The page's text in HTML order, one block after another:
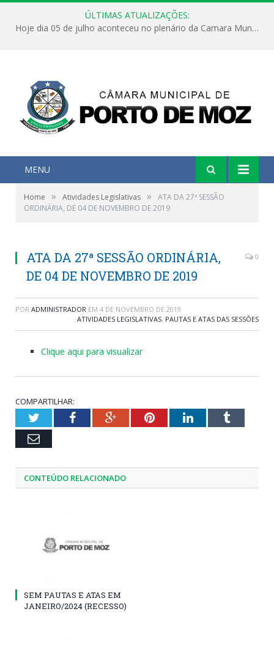
ÚLTIMAS ATUALIZAÇÕES:
Hoje dia 05 de julho aconteceu no plenário da Camara Municipal de Porto de Moz a Sessão Solene de Abertura dos Trabalhos Legislativos 2º Período da 23ª Legislatura
MENU
Home » Atividades Legislativas »
ATA DA 27ª SESSÃO
ORDINÁRIA, DE 04 DE NOVEMBRO DE 2019
ATA DA 27ª SESSÃO ORDINÁRIA,
DE 04 DE NOVEMBRO DE 2019
0
POR ADMINISTRADOR EM 4 DE NOVEMBRO DE 2019
ATIVIDADES LEGISLATIVAS, PAUTAS E ATAS DAS SESSÕES
Clique aqui para visualizar
COMPARTILHAR:
TwitterFacebookGoogle+PinterestLinkedInTumblr
Email
CONTEÚDO RELACIONADO
SEM PAUTAS E ATAS EM
JANEIRO/2024 (RECESSO)